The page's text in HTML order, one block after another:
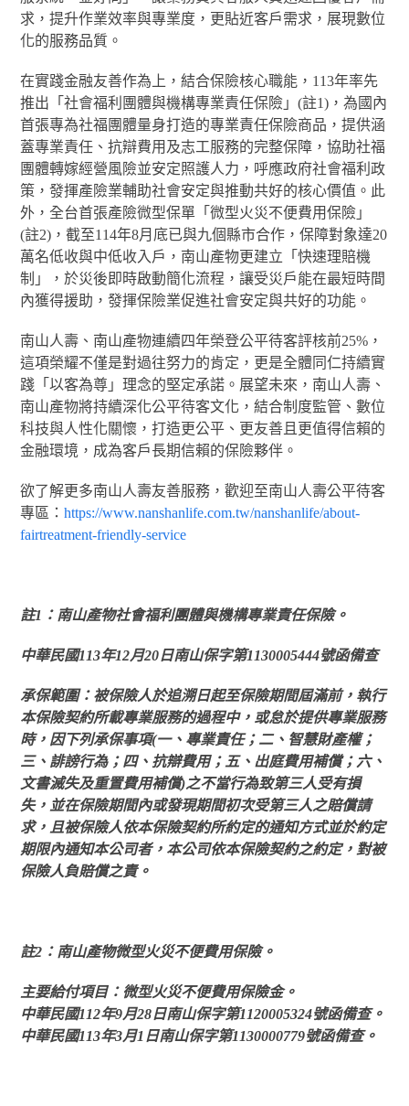
求，提升作業效率與專業度，更貼近客戶需求，展現數位
化的服務品質。
在實踐金融友善作為上，結合保險核心職能，113年率先
推出「社會福利團體與機構專業責任保險」(註1)，為國內
首張專為社福團體量身打造的專業責任保險商品，提供涵
蓋專業責任、抗辯費用及志工服務的完整保障，協助社福
團體轉嫁經營風險並安定照護人力，呼應政府社會福利政
策，發揮產險業輔助社會安定與推動共好的核心價值。此
外，全台首張產險微型保單「微型火災不便費用保險」
(註2)，截至114年8月底已與九個縣市合作，保障對象達20
萬名低收與中低收入戶，南山產物更建立「快速理賠機
制」，於災後即時啟動簡化流程，讓受災戶能在最短時間
內獲得援助，發揮保險業促進社會安定與共好的功能。
南山人壽、南山產物連續四年榮登公平待客評核前25%，
這項榮耀不僅是對過往努力的肯定，更是全體同仁持續實
踐「以客為尊」理念的堅定承諾。展望未來，南山人壽、
南山產物將持續深化公平待客文化，結合制度監管、數位
科技與人性化關懷，打造更公平、更友善且更值得信賴的
金融環境，成為客戶長期信賴的保險夥伴。
欲了解更多南山人壽友善服務，歡迎至南山人壽公平待客
專區：https://www.nanshanlife.com.tw/nanshanlife/about-
fairtreatment-friendly-service
註1：南山產物社會福利團體與機構專業責任保險。
中華民國113年12月20日南山保字第1130005444號函備查
承保範圍：被保險人於追溯日起至保險期間屆滿前，執行
本保險契約所載專業服務的過程中，或怠於提供專業服務
時，因下列承保事項(一、專業責任；二、智慧財產權；
三、誹謗行為；四、抗辯費用；五、出庭費用補償；六、
文書滅失及重置費用補償)之不當行為致第三人受有損
失，並在保險期間內或發現期間初次受第三人之賠償請
求，且被保險人依本保險契約所約定的通知方式並於約定
期限內通知本公司者，本公司依本保險契約之約定，對被
保險人負賠償之責。
註2：南山產物微型火災不便費用保險。
主要給付項目：微型火災不便費用保險金。
中華民國112年9月28日南山保字第1120005324號函備查。
中華民國113年3月1日南山保字第1130000779號函備查。